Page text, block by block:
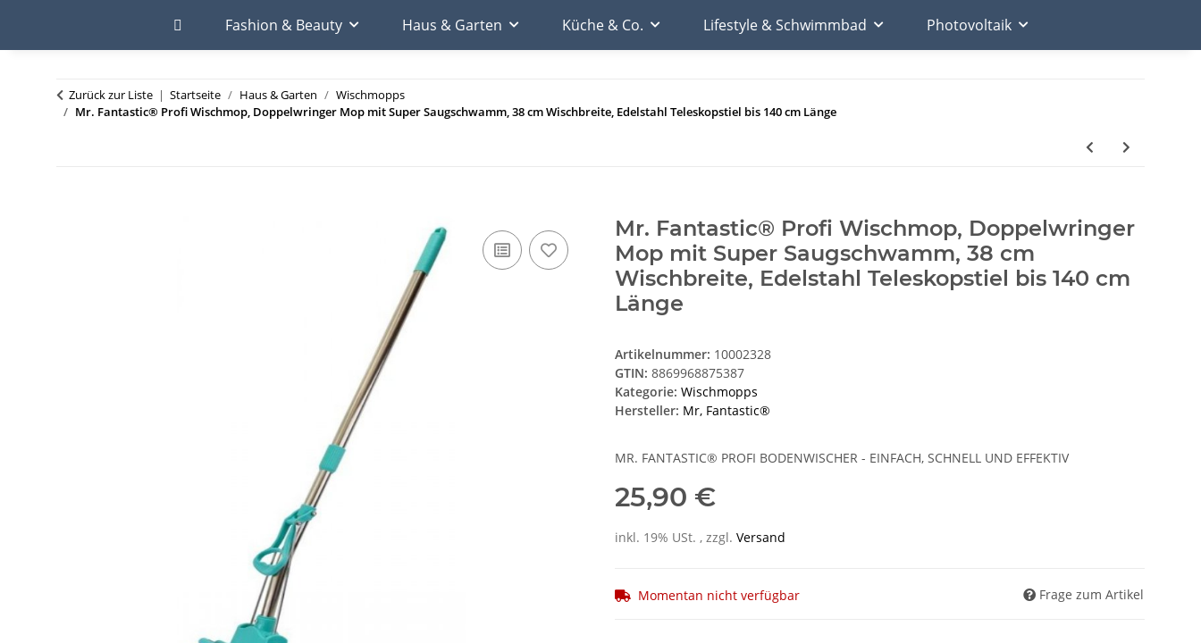
Fashion & Beauty Haus & Garten Küche & Co. Lifestyle & Schwimmbad Photovoltaik
Zurück zur Liste Startseite Haus & Garten
Wischmopps
Mr. Fantastic® Profi Wischmop, Doppelwringer Mop mit Super Saugschwamm, 38 cm Wischbreite, Edelstahl Teleskopstiel bis 140 cm Länge
Mr. Fantastic® Profi Wischmop, Doppelwringer
Mop mit Super Saugschwamm, 38 cm
Wischbreite, Edelstahl Teleskopstiel bis 140 cm
Länge
Artikelnummer: 10002328
GTIN: 8869968875387
Kategorie: Wischmopps
Hersteller: Mr, Fantastic®
MR. FANTASTIC® PROFI BODENWISCHER - EINFACH, SCHNELL UND EFFEKTIV
25,90 €
inkl. 19% USt. , zzgl. Versand
Momentan nicht verfügbar Frage zum Artikel